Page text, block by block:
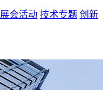
展会活动 技术专题 创新